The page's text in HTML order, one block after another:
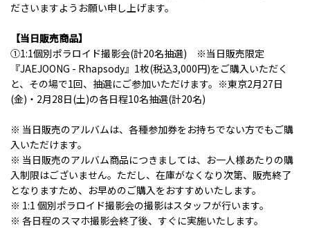
ださいますようお願い申し上げます。
【当日販売商品】
①1:1個別ポラロイド撮影会(計20名抽選) ※当日販売限定
『JAEJOONG - Rhapsody』1枚(税込3,000円)をご購入いただく
と、その場で1回、抽選にご参加いただけます。※東京2月27日
(金)・2月28日(土)の各日程10名抽選(計20名)
※ 当日販売のアルバムは、各種参加券をお持ちでない方でもご購
入いただけます。
※ 当日販売のアルバム商品につきましては、お一人様あたりの購
入制限はございません。ただし、在庫がなくなり次第、販売終了
となりますため、お早めのご購入をおすすめいたします。
※ 1:1 個別ポラロイド撮影会の撮影はスタッフが行います。
※ 各日程のスマホ撮影会終了後、すぐに実施いたします。